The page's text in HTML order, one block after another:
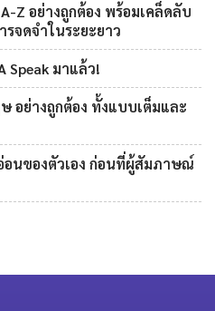
Z อย่างถูกต้อง พร้อมเคล็ดลับ
รจดจำในระยะยาว
Speak มาแล้ว!
อย่างถูกต้อง ทั้งแบบเต็มและ
อนของตัวเอง ก่อนที่ผู้สัมภาษณ์